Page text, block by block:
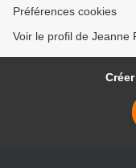
Préférences cookies
Voir le profil de Jeanne